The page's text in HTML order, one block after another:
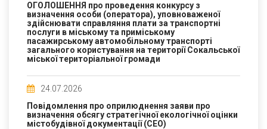
ОГОЛОШЕННЯ про проведення конкурсу з
визначення особи (оператора), уповноваженої
здійснювати справляння плати за транспортні
послуги в міському та приміському
пасажирському автомобільному транспорті
загального користування на території Сокальської
міської територіальної громади
24.07.2026
Повідомлення про оприлюднення заяви про
визначення обсягу стратегічної екологічної оцінки
містобудівної документації (СЕО)